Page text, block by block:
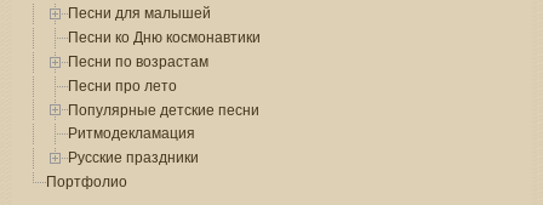
Песни для малышей
Песни ко Дню космонавтики
Песни по возрастам
Песни про лето
Популярные детские песни
Ритмодекламация
Русские праздники
Портфолио